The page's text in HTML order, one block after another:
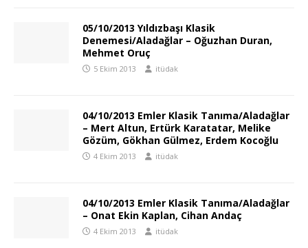
05/10/2013 Yıldızbaşı Klasik
Denemesi/Aladağlar – Oğuzhan Duran,
Mehmet Oruç
5 Ekim 2013 itüdak
04/10/2013 Emler Klasik Tanıma/Aladağlar
– Mert Altun, Ertürk Karatatar, Melike
Gözüm, Gökhan Gülmez, Erdem Kocoğlu
4 Ekim 2013 itüdak
04/10/2013 Emler Klasik Tanıma/Aladağlar
– Onat Ekin Kaplan, Cihan Andaç
4 Ekim 2013 itüdak